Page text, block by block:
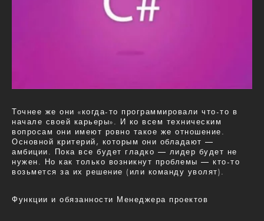
Точнее же они «когда-то программировали что-то в
начале своей карьеры». И ко всем техническим
вопросам они имеют ровно такое же отношение.
Основной критерий, которым они обладают —
амбиции. Пока все будет гладко — лидер будет не
нужен. Но как только возникнут проблемы — кто-то
возьмется за их решение (или команду уволят).
Функции и обязанности Менеджера проектов